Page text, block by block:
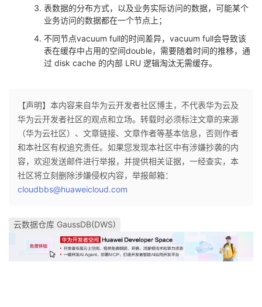
表数据的分布方式，以及业务实际访问的数据，可能某个
业务访问的数据都在一个节点上；
不同节点vacuum full的时间差异，vacuum full会导致该
表在缓存中占用的空间double，需要随着时间的推移，通
过 disk cache 的内部 LRU 逻辑淘汰无需缓存。
【声明】本内容来自华为云开发者社区博主，不代表华为云及
华为云开发者社区的观点和立场。转载时必须标注文章的来源
（华为云社区）、文章链接、文章作者等基本信息，否则作者
和本社区有权追究责任。如果您发现本社区中有涉嫌抄袭的内
容，欢迎发送邮件进行举报，并提供相关证据，一经查实，本
社区将立刻删除涉嫌侵权内容，举报邮箱：
cloudbbs@huaweicloud.com
云数据仓库 GaussDB(DWS)